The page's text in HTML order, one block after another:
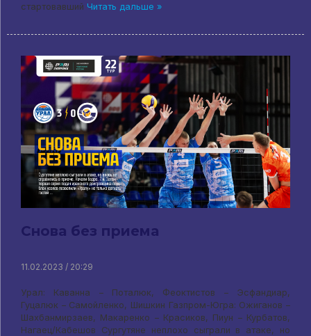
стартовавший Читать дальше »
Снова без приема
11.02.2023 / 20:29
Урал: Каванна – Поталюк, Феоктистов – Эсфандиар,
Гуцалюк – Самойленко, Шишкин Газпром-Югра: Ожиганов –
Шахбанмирзаев, Макаренко – Красиков, Пиун – Курбатов,
Нагаец/Кабешов Сургутяне неплохо сыграли в атаке, но